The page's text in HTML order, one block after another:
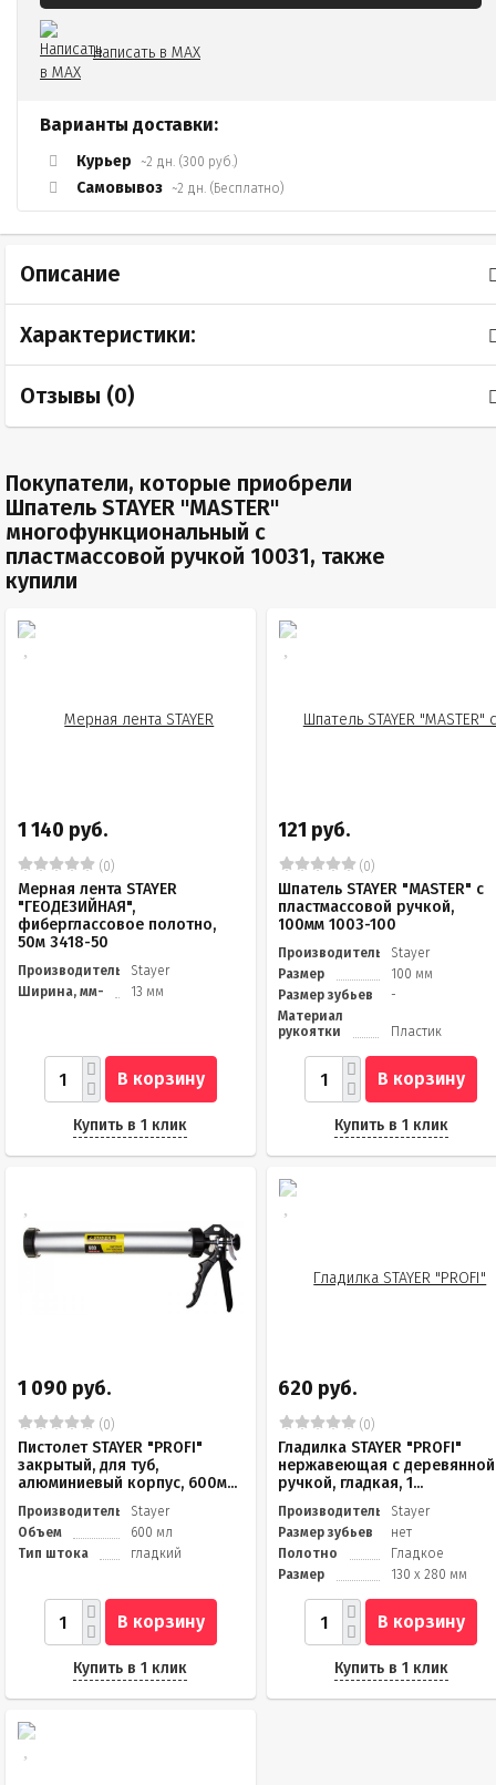
Написать в MAX
Варианты доставки:
Курьер ~2 дн. (300 руб.)
Самовывоз ~2 дн. (Бесплатно)
Описание
Характеристики:
Отзывы (0)
Покупатели, которые приобрели
Шпатель STAYER "MASTER"
многофункциональный c
пластмассовой ручкой 10031, также
купили
1 140 руб.
(0)
Мерная лента STAYER
"ГЕОДЕЗИЙНАЯ",
фиберглассовое полотно,
50м 3418-50
Производитель
Stayer
Ширина, мм-
13 мм
В корзину
Купить в 1 клик
121 руб.
(0)
Шпатель STAYER "MASTER" c
пластмассовой ручкой,
100мм 1003-100
Производитель
Stayer
Размер
100 мм
Размер зубьев
-
Материал
рукоятки
Пластик
В корзину
Купить в 1 клик
1 090 руб.
(0)
Пистолет STAYER "PROFI"
закрытый, для туб,
алюминиевый корпус, 600м...
Производитель
Stayer
Объем
600 мл
Тип штока
гладкий
В корзину
Купить в 1 клик
620 руб.
(0)
Гладилка STAYER "PROFI"
нержавеющая с деревянной
ручкой, гладкая, 1...
Производитель
Stayer
Размер зубьев
нет
Полотно
Гладкое
Размер
130 х 280 мм
В корзину
Купить в 1 клик